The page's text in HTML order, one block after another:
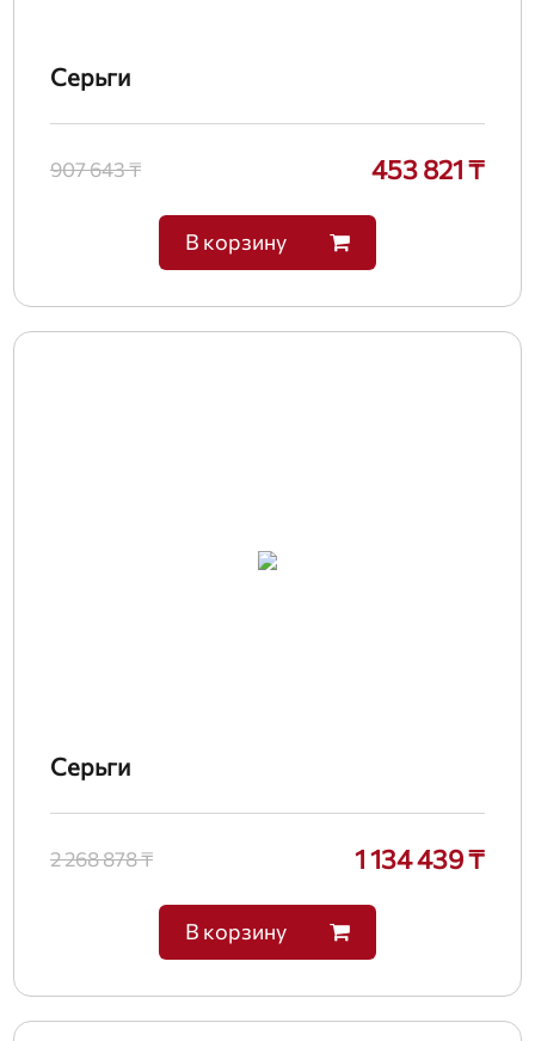
Серьги
907 643 ₸ 453 821 ₸
В корзину
Серьги
2 268 878 ₸ 1 134 439 ₸
В корзину